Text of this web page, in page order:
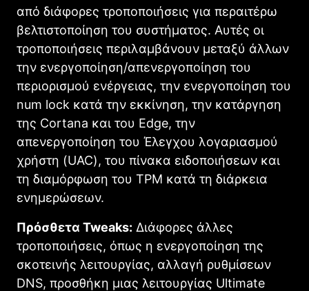
από διάφορες τροποποιήσεις για περαιτέρω
βελτιστοποίηση του συστήματος. Αυτές οι
τροποποιήσεις περιλαμβάνουν μεταξύ άλλων
την ενεργοποίηση/απενεργοποίηση του
περιορισμού ενέργειας, την ενεργοποίηση του
num lock κατά την εκκίνηση, την κατάργηση
της Cortana και του Edge, την
απενεργοποίηση του Έλεγχου λογαριασμού
χρήστη (UAC), του πίνακα ειδοποιήσεων και
τη διαμόρφωση του TPM κατά τη διάρκεια
ενημερώσεων.
Πρόσθετα Tweaks: Διάφορες άλλες
τροποποιήσεις, όπως η ενεργοποίηση της
σκοτεινής λειτουργίας, αλλαγή ρυθμίσεων
DNS, προσθήκη μιας λειτουργίας Ultimate